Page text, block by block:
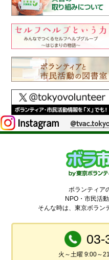
ボランティア
NPO・市民活
そんな時は、東京ボラン
03-
火～土曜 9:00～